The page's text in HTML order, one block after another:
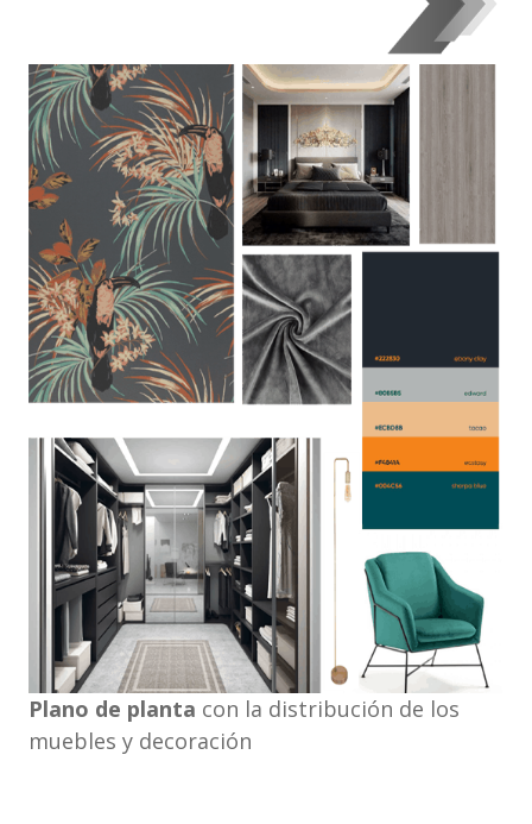
Plano de planta con la distribución de los
muebles y decoración